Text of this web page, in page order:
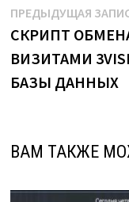
Навигация
по
записям
ПРЕДЫДУЩАЯ
СКРИПТ
ВИЗИТАМИ
БАЗЫ ДАННЫХ
ВАМ ТАКЖЕ